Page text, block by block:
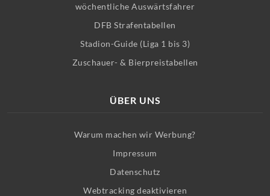
wöchentliche Auswärtsfahrer
DFB Strafentabellen
Stadion-Guide (Liga 1 bis 3)
Zuschauer- & Bierpreistabellen
ÜBER UNS
Warum machen wir Werbung?
Impressum
Datenschutz
Webtracking deaktivieren